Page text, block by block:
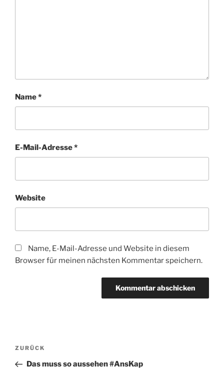
Name*
E-Mail-Adresse*
Website
Name, E-Mail-Adresse und Website in diesem
Browser für meinen nächsten Kommentar speichern.
Beitragsnavigation
Vorheriger
Beitrag
ZURÜCK
Das muss so aussehen #AnsKap